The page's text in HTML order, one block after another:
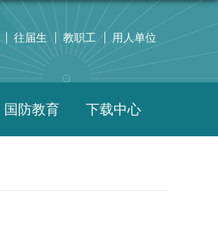
往届生 教职工 用人单位
国防教育 下载中心